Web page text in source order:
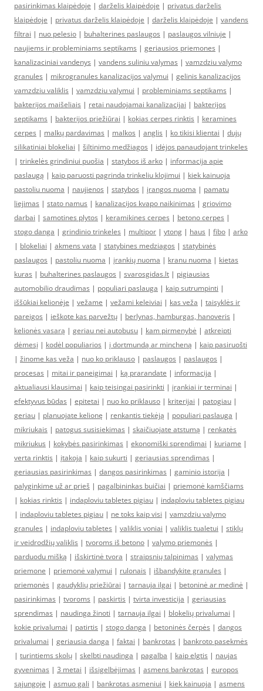
pasirinkimas klaipėdoje | darželis klaipėdoje | privatus darželis
klaipėdoje | privatus darželis klaipėdoje | darželis klaipėdoje | vandens
filtrai | nuo pelesio | buhalterines paslaugos | paslaugos vilniuje |
naujiems ir probleminiams septikams | geriausios priemones |
kanalizaciniai vandenys | vandens suliniu valymas | vamzdziu valymo
granules | mikrogranules kanalizacijos valymui | gelinis kanalizacijos
vamzdziu valiklis | vamzdziu valymui | probleminiams septikams |
bakterijos maišeliais | retai naudojamai kanalizacijai | bakterijos
septikams | bakterijos priežiūrai | kokias cerpes rinktis | keramines
cerpes | malkų pardavimas | malkos | anglis | ko tikisi klientai | dujų
silikatiniai blokeliai | šiltinimo medžiagos | idėjos panaudojant trinkeles
| trinkelės grindiniui puošia | statybos iš arko | informacija apie
paslaugą | kaip paruosti pagrinda trinkeliu klojimui | kiek kainuoja
pastoliu nuoma | naujienos | statybos | įrangos nuoma | pamatu
liejimas | stato namus | kanalizacijos kvapo naikinimas | griovimo
darbai | samotines plytos | keramikines cerpes | betono cerpes |
stogo danga | grindinio trinkeles | multipor | ytong | haus | fibo | arko
| blokeliai | akmens vata | statybines medziagos | statybinės
paslaugos | pastoliu nuoma | įrankių nuoma | kranu nuoma | kietas
kuras | buhalterines paslaugos | svarosgidas.lt | pigiausias
automobilio draudimas | populiari paslauga | kaip sutrumpinti |
iššūkiai kelionėje | vežame | vežami keleiviai | kas veža | taisyklės ir
pareigos | ieškote kas parvežtų | berlynas, hamburgas, hanoveris |
kelionės vasarą | geriau nei autobusu | kam pirmenybė | atkreipti
dėmesį | kodėl populiarios | į dortmundą ar mincheną | kaip pasiruošti
| žinome kas veža | nuo ko priklauso | paslaugos | paslaugos |
procesas | mitai ir paneigimai | ką prarandate | informacija |
aktualiausi klausimai | kaip teisingai pasirinkti | įrankiai ir terminai |
efektyvus būdas | epitetai | nuo ko priklauso | kriterijai | patogiau |
geriau | planuojate kelionę | renkantis tiekėją | populiari paslauga |
mikriukais | patogus susisiekimas | skaičiuojate atstumą | renkatės
mikriukus | kokybės pasirinkimas | ekonomiški sprendimai | kuriame |
verta rinktis | įtakoja | kaip sukurti | geriausias sprendimas |
geriausias pasirinkimas | dangos pasirinkimas | gaminio istorija |
palyginkime už ar prieš | pagalbininkas buičiai | priemonė kamščiams
| kokias rinktis | indaploviu tabletes pigiau | indaploviu tabletes pigiau
| indaploviu tabletes pigiau | ne toks kaip visi | vamzdziu valymo
granules | indaploviu tabletes | valiklis voniai | valiklis tualetui | stiklų
ir veidrodžių valiklis | tvoroms iš betono | valymo priemonės |
parduodu mišką | išskirtinė tvora | straipsnių talpinimas | valymas
priemone | priemonė valymui | rulonais | išbandykite granules |
priemonės | gaudyklių priežiūrai | tarnauja ilgai | betoninė ar medinė |
pasirinkimas | tvoroms | paskirtis | tvirta investicija | geriausias
sprendimas | naudinga žinoti | tarnauja ilgai | blokelių privalumai |
kokie privalumai | patirtis | stogo danga | betoninės čerpės | dangos
privalumai | geriausia danga | faktai | bankrotas | bankroto pasekmės
| turintiems skolų | skelbti naudinga | pagalba | kaip elgtis | naujas
gyvenimas | 3 metai | išsigelbėjimas | asmens bankrotas | europos
sąjungoje | asmuo gali | bankrotas asmeniui | kiek kainuoja | asmens